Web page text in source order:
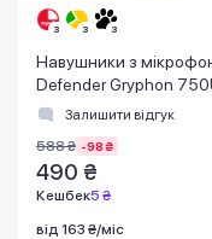
Навушники з
Defender Gryphon
чорніЗалишити відгук
588 ₴ -98 ₴
490 ₴
Кешбек5 ₴
від 163 ₴/міс